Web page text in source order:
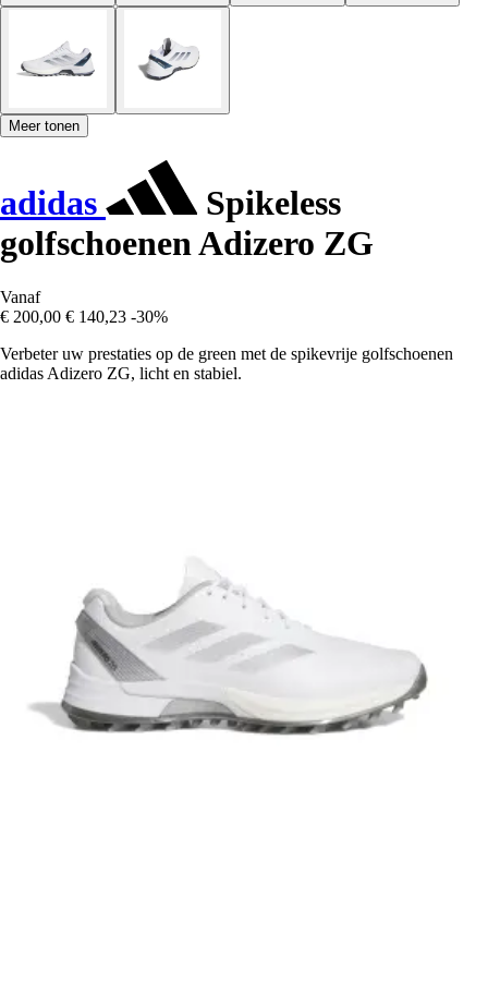
Meer tonen
adidas
Spikeless
golfschoenen Adizero ZG
Vanaf
€ 200,00 € 140,23 -30%
Verbeter uw prestaties op de green met de spikevrije golfschoenen
adidas Adizero ZG, licht en stabiel.